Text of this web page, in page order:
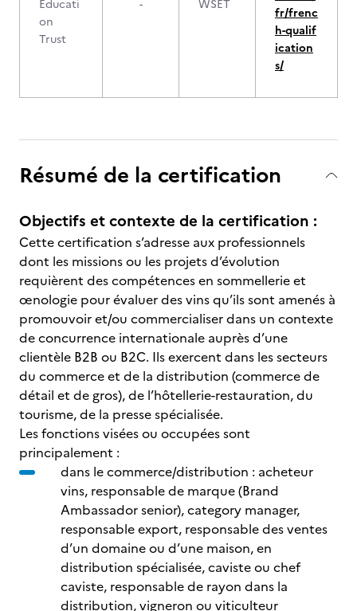
Educati
on
Trust
- WSET
fr/frenc
h-qualif
ication
s/
Résumé de la certification
Objectifs et contexte de la certification :
Cette certification s’adresse aux professionnels
dont les missions ou les projets d’évolution
requièrent des compétences en sommellerie et
œnologie pour évaluer des vins qu’ils sont amenés à
promouvoir et/ou commercialiser dans un contexte
de concurrence internationale auprès d’une
clientèle B2B ou B2C. Ils exercent dans les secteurs
du commerce et de la distribution (commerce de
détail et de gros), de l’hôtellerie-restauration, du
tourisme, de la presse spécialisée.
Les fonctions visées ou occupées sont
principalement :
dans le commerce/distribution : acheteur
vins, responsable de marque (Brand
Ambassador senior), category manager,
responsable export, responsable des ventes
d’un domaine ou d’une maison, en
distribution spécialisée, caviste ou chef
caviste, responsable de rayon dans la
distribution, vigneron ou viticulteur